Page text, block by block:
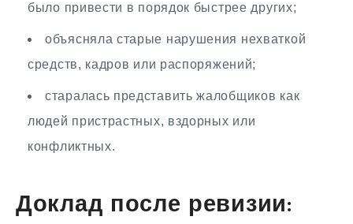
было привести в порядок быстрее других;
объясняла старые нарушения нехваткой
средств, кадров или распоряжений;
старалась представить жалобщиков как
людей пристрастных, вздорных или
конфликтных.
Доклад после ревизии: